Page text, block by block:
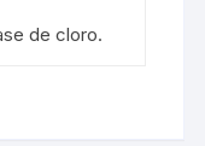
de cloro.